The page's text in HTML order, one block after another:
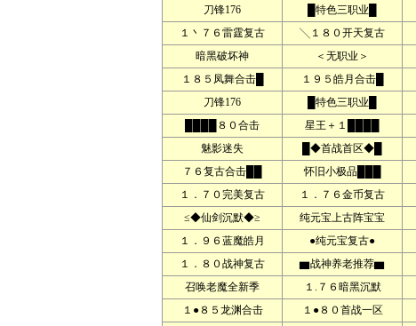
刀锋176 █特色三职业█
１丶７６雷霆复古
╲１８０开天复古
暗黑破坏神
＜无职业＞
１８５凤舞合击█
１９５皓月合击█
刀锋176
█特色三职业█
████８０合击
星王＋１████
魅影迷失
█◆首战首区◆█
７６复古合击██
怀旧小极品███
１．７０完美复古
１．７６金币复古
≤◆仙剑沉默◆≥
纯元宝上古阵宝宝
１．９６蓝魔皓月
●纯元宝复古●
１．８０战神复古
▆战神养老推荐▆
召唤老魔全新季
１.７６暗黑沉默
１●８５龙渊合击
１●８０首战一区